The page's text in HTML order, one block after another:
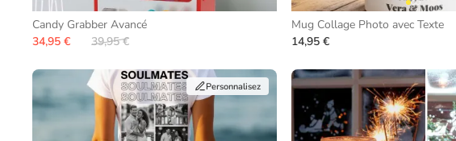
Candy Grabber Avancé
34,95 €
39,95 €
Mug Collage Photo avec Texte
14,95 €
Personnalisez